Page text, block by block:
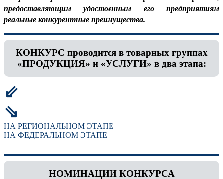
предоставляющим удостоенным его предприятиям
реальные конкурентные преимущества.
КОНКУРС проводится в товарных группах
«ПРОДУКЦИЯ» и «УСЛУГИ» в два этапа:
⇙
⇘
НА РЕГИОНАЛЬНОМ ЭТАПЕ
НА ФЕДЕРАЛЬНОМ ЭТАПЕ
НОМИНАЦИИ КОНКУРСА